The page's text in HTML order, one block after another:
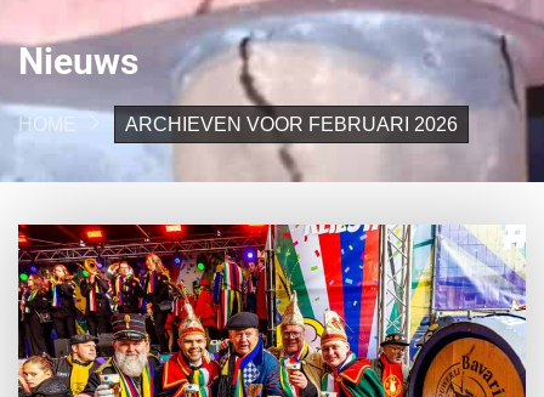
Nieuws
HOME ARCHIEVEN VOOR FEBRUARI 2026